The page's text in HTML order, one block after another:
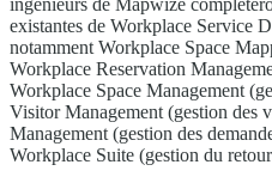
existantes de Workplace Service
notamment Workplace Space
Workplace Reservation
Workplace Space Management
Visitor Management (gestion des
Management (gestion des
Workplace Suite (gestion du